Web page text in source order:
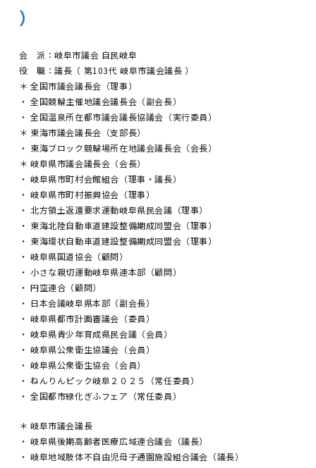
）
会 派：岐阜市議会 自民岐阜
役 職：議長（ 第103代 岐阜市議会議長 ）
＊ 全国市議会議長会（理事）
・ 全国競輪主催地議会議長会（副会長）
・ 全国温泉所在都市議会議長協議会（実行委員）
＊ 東海市議会議長会（支部長）
・ 東海ブロック競輪場所在地議会議長会（会長）
＊ 岐阜県市議会議長会（会長）
・ 岐阜県市町村会館組合（理事・議長）
・ 岐阜県市町村振興協会（理事）
・ 北方領土返還要求運動岐阜県民会議（理事）
・ 東海北陸自動車道建設整備期成同盟会（理事）
・ 東海環状自動車道建設整備期成同盟会（理事）
・ 岐阜県国道協会（顧問）
・ 小さな親切運動岐阜県連本部（顧問）
・ 円空連合（顧問）
・ 日本会議岐阜県本部（副会長）
・ 岐阜県都市計画審議会（委員）
・ 岐阜県青少年育成県民会議（会員）
・ 岐阜県公衆衛生協議会（会員）
・ 岐阜県公衆衛生協会（会員）
・ ねんりんピック岐阜２０２５（常任委員）
・ 全国都市緑化ぎふフェア（常任委員）
＊ 岐阜市議会議長
・ 岐阜県後期高齢者医療広域連合議会（議長）
・ 岐阜地域肢体不自由児母子通園施設組合議会（議長）